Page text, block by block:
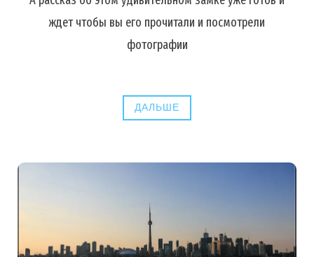
ждет чтобы вы его прочитали и посмотрели
фотографии
ДАЛЬШЕ